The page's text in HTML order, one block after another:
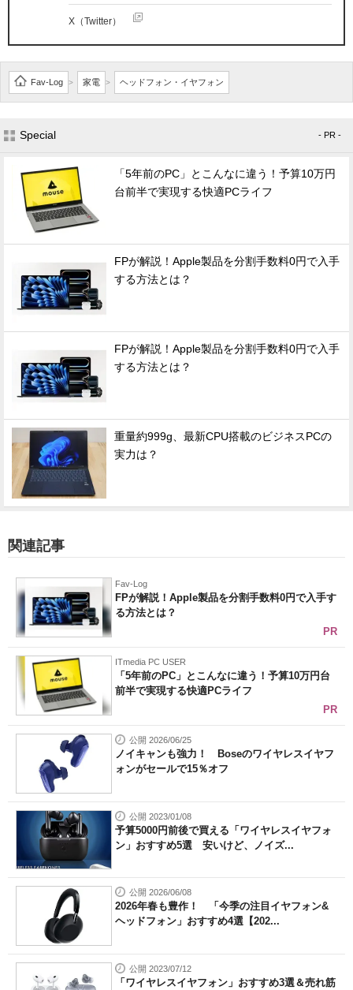
X（Twitter）
Fav-Log > 家電 > ヘッドフォン・イヤフォン
Special - PR -
「5年前のPC」とこんなに違う！予算10万円
台前半で実現する快適PCライフ
FPが解説！Apple製品を分割手数料0円で入手
する方法とは？
FPが解説！Apple製品を分割手数料0円で入手
する方法とは？
重量約999g、最新CPU搭載のビジネスPCの
実力は？
関連記事
Fav-Log
FPが解説！Apple製品を分割手数料0円で入手す
る方法とは？
PR
ITmedia PC USER
「5年前のPC」とこんなに違う！予算10万円台
前半で実現する快適PCライフ
PR
公開 2026/06/25
ノイキャンも強力！ Boseのワイヤレスイヤフ
ォンがセールで15％オフ
公開 2023/01/08
予算5000円前後で買える「ワイヤレスイヤフォ
ン」おすすめ5選 安いけど、ノイズ...
公開 2026/06/08
2026年春も豊作！ 「今季の注目イヤフォン&
ヘッドフォン」おすすめ4選【202...
公開 2023/07/12
「ワイヤレスイヤフォン」おすすめ3選＆売れ筋